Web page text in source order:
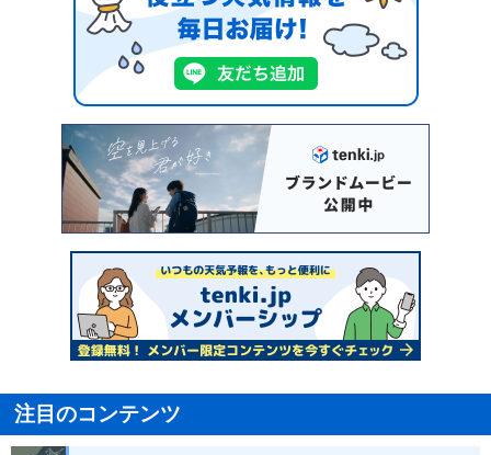
注目のコンテンツ